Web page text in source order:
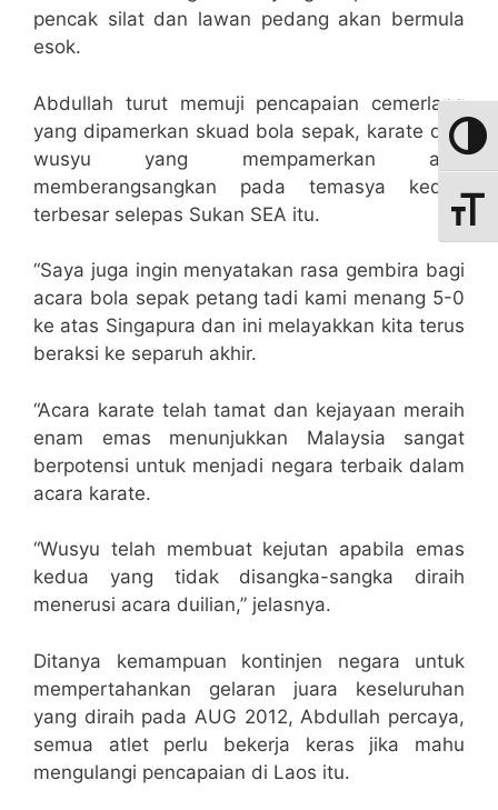
pencak silat dan lawan pedang akan bermula
esok.
Abdullah turut memuji pencapaian cemerlang
yang dipamerkan skuad bola sepak, karate dan
wusyu yang mempamerkan aksi
memberangsangkan pada temasya kedua
terbesar selepas Sukan SEA itu.
“Saya juga ingin menyatakan rasa gembira bagi
acara bola sepak petang tadi kami menang 5-0
ke atas Singapura dan ini melayakkan kita terus
beraksi ke separuh akhir.
“Acara karate telah tamat dan kejayaan meraih
enam emas menunjukkan Malaysia sangat
berpotensi untuk menjadi negara terbaik dalam
acara karate.
“Wusyu telah membuat kejutan apabila emas
kedua yang tidak disangka-sangka diraih
menerusi acara duilian,” jelasnya.
Ditanya kemampuan kontinjen negara untuk
mempertahankan gelaran juara keseluruhan
yang diraih pada AUG 2012, Abdullah percaya,
semua atlet perlu bekerja keras jika mahu
mengulangi pencapaian di Laos itu.